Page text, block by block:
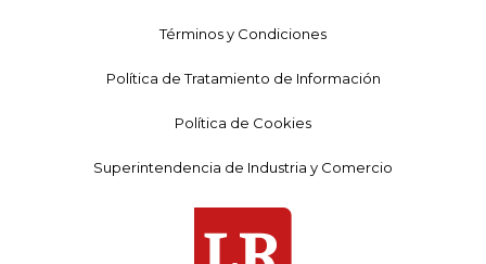
Términos y Condiciones
Política de Tratamiento de Información
Política de Cookies
Superintendencia de Industria y Comercio